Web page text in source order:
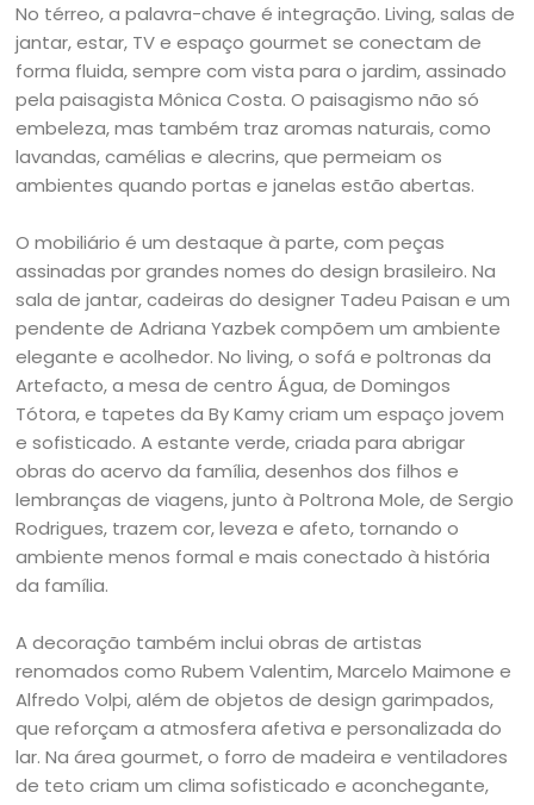
No térreo, a palavra-chave é integração. Living, salas de
jantar, estar, TV e espaço gourmet se conectam de
forma fluida, sempre com vista para o jardim, assinado
pela paisagista Mônica Costa. O paisagismo não só
embeleza, mas também traz aromas naturais, como
lavandas, camélias e alecrins, que permeiam os
ambientes quando portas e janelas estão abertas.
O mobiliário é um destaque à parte, com peças
assinadas por grandes nomes do design brasileiro. Na
sala de jantar, cadeiras do designer Tadeu Paisan e um
pendente de Adriana Yazbek compõem um ambiente
elegante e acolhedor. No living, o sofá e poltronas da
Artefacto, a mesa de centro Água, de Domingos
Tótora, e tapetes da By Kamy criam um espaço jovem
e sofisticado. A estante verde, criada para abrigar
obras do acervo da família, desenhos dos filhos e
lembranças de viagens, junto à Poltrona Mole, de Sergio
Rodrigues, trazem cor, leveza e afeto, tornando o
ambiente menos formal e mais conectado à história
da família.
A decoração também inclui obras de artistas
renomados como Rubem Valentim, Marcelo Maimone e
Alfredo Volpi, além de objetos de design garimpados,
que reforçam a atmosfera afetiva e personalizada do
lar. Na área gourmet, o forro de madeira e ventiladores
de teto criam um clima sofisticado e aconchegante,